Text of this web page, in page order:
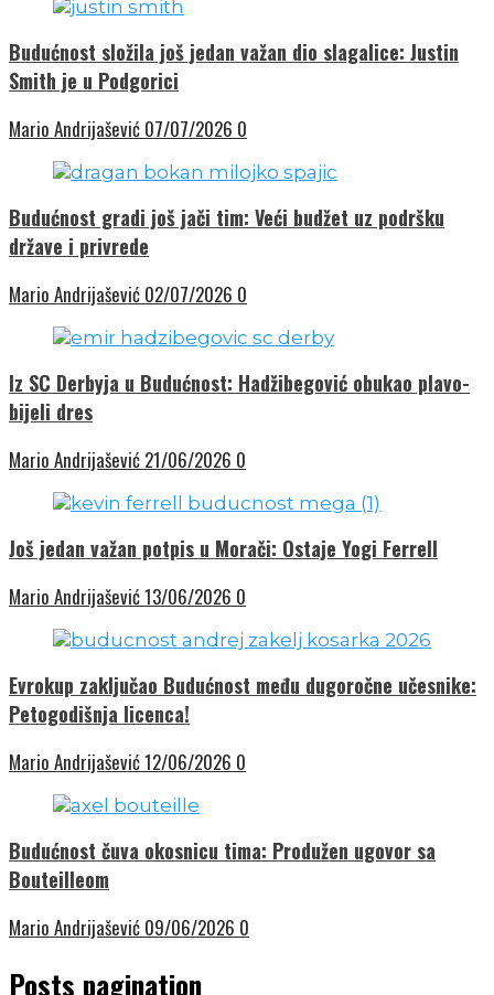
Budućnost složila još jedan važan dio slagalice: Justin
Smith je u Podgorici
Mario Andrijašević 07/07/2026 0
Budućnost gradi još jači tim: Veći budžet uz podršku
države i privrede
Mario Andrijašević 02/07/2026 0
Iz SC Derbyja u Budućnost: Hadžibegović obukao plavo-
bijeli dres
Mario Andrijašević 21/06/2026 0
Još jedan važan potpis u Morači: Ostaje Yogi Ferrell
Mario Andrijašević13/06/2026 0
Evrokup zaključao Budućnost među dugoročne učesnike:
Petogodišnja licenca!
Mario Andrijašević12/06/2026 0
Budućnost čuva okosnicu tima: Produžen ugovor sa
Bouteilleom
Mario Andrijašević 09/06/2026 0
Posts pagination